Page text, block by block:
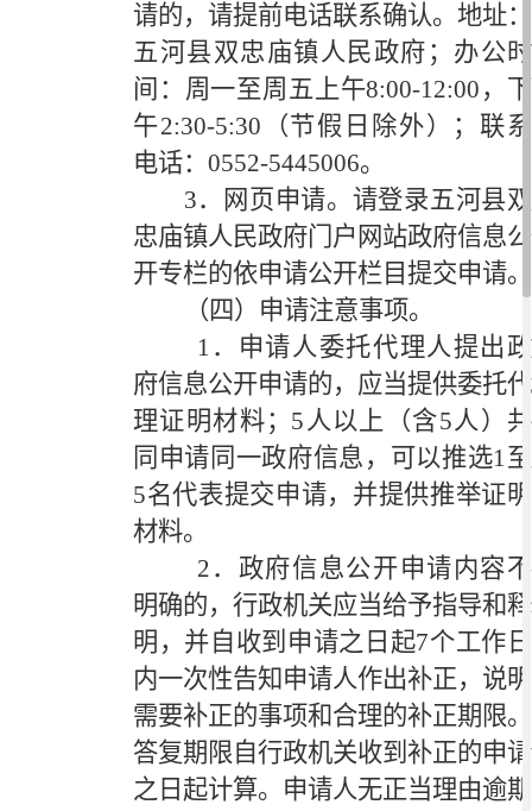
请的，请提前电话联系确认。地址：
五河县双忠庙镇人民政府；办公时
间：周一至周五上午8:00-12:00，下
午2:30-5:30（节假日除外）；联系
电话：0552-5445006。
3．网页申请。请登录五河县双
忠庙镇人民政府门户网站政府信息公
开专栏的依申请公开栏目提交申请。
（四）申请注意事项。
1．申请人委托代理人提出政
府信息公开申请的，应当提供委托代
理证明材料；5人以上（含5人）共
同申请同一政府信息，可以推选1至
5名代表提交申请，并提供推举证明
材料。
2．政府信息公开申请内容不
明确的，行政机关应当给予指导和释
明，并自收到申请之日起7个工作日
内一次性告知申请人作出补正，说明
需要补正的事项和合理的补正期限。
答复期限自行政机关收到补正的申请
之日起计算。申请人无正当理由逾期